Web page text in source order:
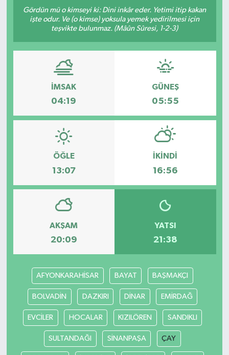
Gördün mü o kimseyi ki: Dini inkâr eder. Yetimi itip kakan
işte odur. Ve (o kimse) yoksula yemek yedirilmesi için
teşvikte bulunmaz. (Mâûn Sûresi, 1-2-3)
İMSAK
04:19
GÜNEŞ
05:55
ÖĞLE
13:07
İKINDI
16:56
AKŞAM
20:09
YATSI
21:38
AFYONKARAHİSAR BAYAT BAŞMAKÇI
BOLVADİN DAZKIRI DİNAR EMİRDAĞ
EVCİLER HOCALAR KIZILÖREN SANDIKLI
SULTANDAĞI SİNANPAŞA ÇAY
DÜNYA
EGE
EĞİTİM
EKOLOJİ VE ÇEVRE
BİLİM VE TEKNOLOJİ
GÜNDEM
HABERDE İNSAN
KÜLTÜR SANAT
MAGAZİN
ÖZEL HABER
SAĞLIK
ŞİRKET HABERLERİ